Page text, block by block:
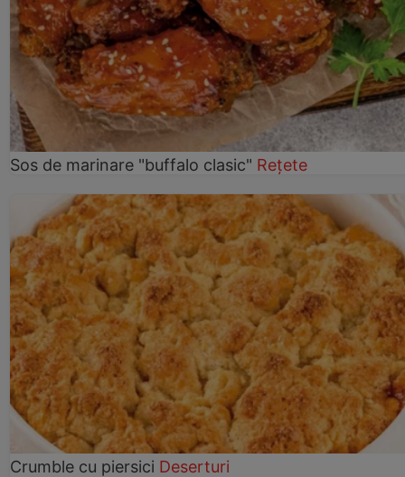
Sos de marinare "buffalo clasic" Rețete
Crumble cu piersici Deserturi